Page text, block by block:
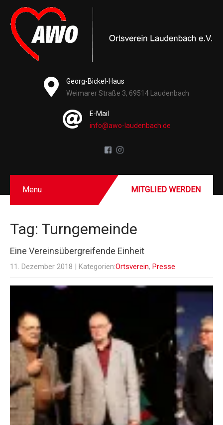
Georg-Bickel-Haus
Weimarer Straße 3, 69514 Laudenbach
E-Mail
info@awo-laudenbach.de
Menu MITGLIED WERDEN
Tag: Turngemeinde
Eine Vereinsübergreifende Einheit
11. Dezember 2018 | Kategorien:Ortsverein, Presse